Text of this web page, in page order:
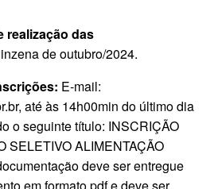
realização das
de outubro/2024.
E‐mail:
até às 14h00min do último dia
o seguinte título: INSCRIÇÃO
SELETIVO ALIMENTAÇÃO
deve ser entregue